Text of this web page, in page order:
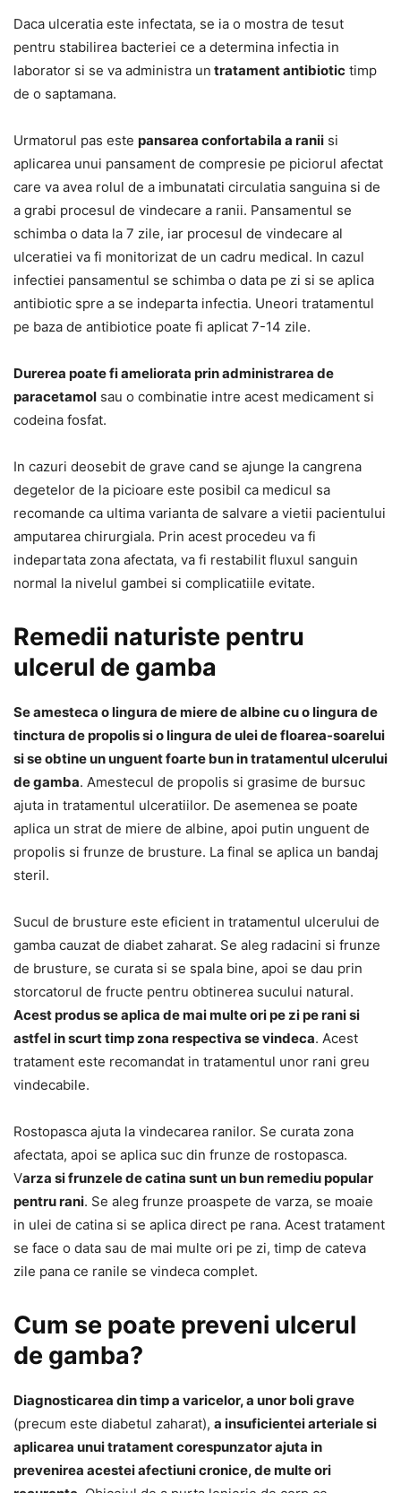
Daca ulceratia este infectata, se ia o mostra de tesut
pentru stabilirea bacteriei ce a determina infectia in
laborator si se va administra un tratament antibiotic timp
de o saptamana.
Urmatorul pas este pansarea confortabila a ranii si
aplicarea unui pansament de compresie pe piciorul afectat
care va avea rolul de a imbunatati circulatia sanguina si de
a grabi procesul de vindecare a ranii. Pansamentul se
schimba o data la 7 zile, iar procesul de vindecare al
ulceratiei va fi monitorizat de un cadru medical. In cazul
infectiei pansamentul se schimba o data pe zi si se aplica
antibiotic spre a se indeparta infectia. Uneori tratamentul
pe baza de antibiotice poate fi aplicat 7-14 zile.
Durerea poate fi ameliorata prin administrarea de
paracetamol sau o combinatie intre acest medicament si
codeina fosfat.
In cazuri deosebit de grave cand se ajunge la cangrena
degetelor de la picioare este posibil ca medicul sa
recomande ca ultima varianta de salvare a vietii pacientului
amputarea chirurgiala. Prin acest procedeu va fi
indepartata zona afectata, va fi restabilit fluxul sanguin
normal la nivelul gambei si complicatiile evitate.
Remedii naturiste pentru
ulcerul de gamba
Se amesteca o lingura de miere de albine cu o lingura de
tinctura de propolis si o lingura de ulei de floarea-soarelui
si se obtine un unguent foarte bun in tratamentul ulcerului
de gamba. Amestecul de propolis si grasime de bursuc
ajuta in tratamentul ulceratiilor. De asemenea se poate
aplica un strat de miere de albine, apoi putin unguent de
propolis si frunze de brusture. La final se aplica un bandaj
steril.
Sucul de brusture este eficient in tratamentul ulcerului de
gamba cauzat de diabet zaharat. Se aleg radacini si frunze
de brusture, se curata si se spala bine, apoi se dau prin
storcatorul de fructe pentru obtinerea sucului natural.
Acest produs se aplica de mai multe ori pe zi pe rani si
astfel in scurt timp zona respectiva se vindeca. Acest
tratament este recomandat in tratamentul unor rani greu
vindecabile.
Rostopasca ajuta la vindecarea ranilor. Se curata zona
afectata, apoi se aplica suc din frunze de rostopasca.
Varza si frunzele de catina sunt un bun remediu popular
pentru rani. Se aleg frunze proaspete de varza, se moaie
in ulei de catina si se aplica direct pe rana. Acest tratament
se face o data sau de mai multe ori pe zi, timp de cateva
zile pana ce ranile se vindeca complet.
Cum se poate preveni ulcerul
de gamba?
Diagnosticarea din timp a varicelor, a unor boli grave
(precum este diabetul zaharat), a insuficientei arteriale si
aplicarea unui tratament corespunzator ajuta in
prevenirea acestei afectiuni cronice, de multe ori